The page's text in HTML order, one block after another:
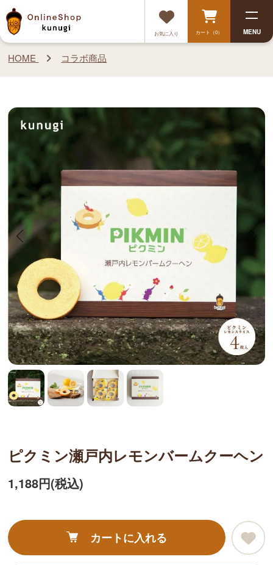
お気に入り カート（0） MENU
HOME コラボ商品
ピクミン瀬戸内レモンバームクーヘン
1,188円(税込)
カートに入れる